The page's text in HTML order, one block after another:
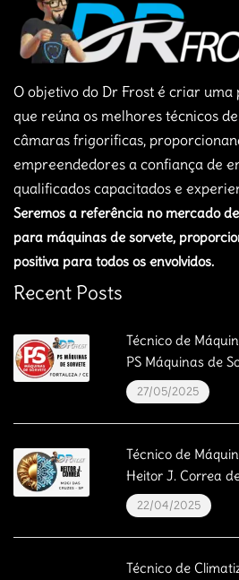
O objetivo do Dr Frost é criar
que reúna os melhores técnicos
câmaras frigorificas,
empreendedores a confiança de
qualificados capacitados e
Seremos a referência no mercado
para máquinas de sorvete,
positiva para todos os envolvidos.
Recent Posts
Técnico de
PS Máquinas de
27/05/2025
Técnico de
Heitor J. Correa
22/04/2025
Técnico de